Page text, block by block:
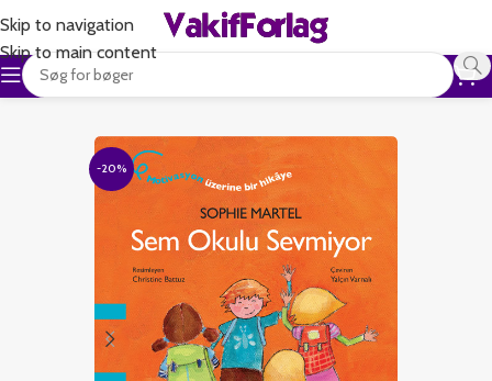
Skip to navigation
Skip to main content
-20%